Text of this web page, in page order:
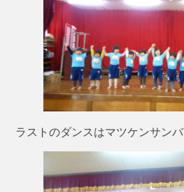
ラストのダンスはマツケンサンバ